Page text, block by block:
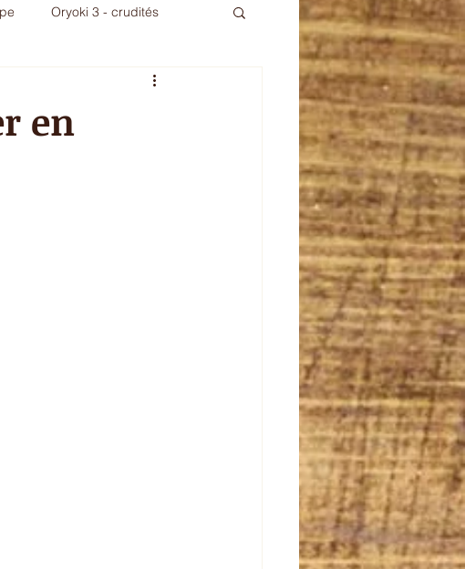
Oryoki 3 - crudités
en